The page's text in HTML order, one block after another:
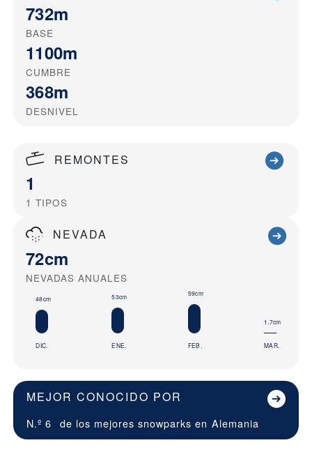
732m
BASE
1100m
CUMBRE
368m
DESNIVEL
REMONTES
1
1 TIPOS
NEVADA
72cm
NEVADAS ANUALES
48cm
DIC.
53cm
ENE.
59cm
FEB.
1.7cm
MAR.
MEJOR CONOCIDO POR
N.º 6 de los mejores snowparks en Alemania